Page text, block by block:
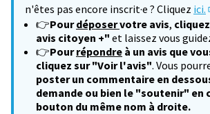
n'êtes pas encore inscrit·e ? Cliquez ici.
👉Pourdéposervotre avis,
avis citoyen +" et laissez vous
👉Pourrépondre à un avis que
cliquez sur "Voir l'avis". Vous
poster un commentaire en
demande ou bien le "soutenir" en
bouton du même nom à droite.